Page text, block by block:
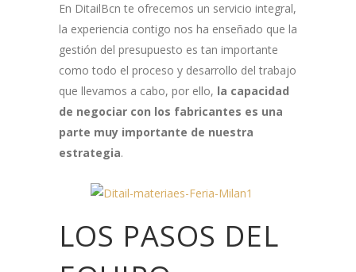
En DitailBcn te ofrecemos un servicio integral,
la experiencia contigo nos ha enseñado que la
gestión del presupuesto es tan importante
como todo el proceso y desarrollo del trabajo
que llevamos a cabo, por ello, la capacidad
de negociar con los fabricantes es una
parte muy importante de nuestra
estrategia.
LOS PASOS DEL